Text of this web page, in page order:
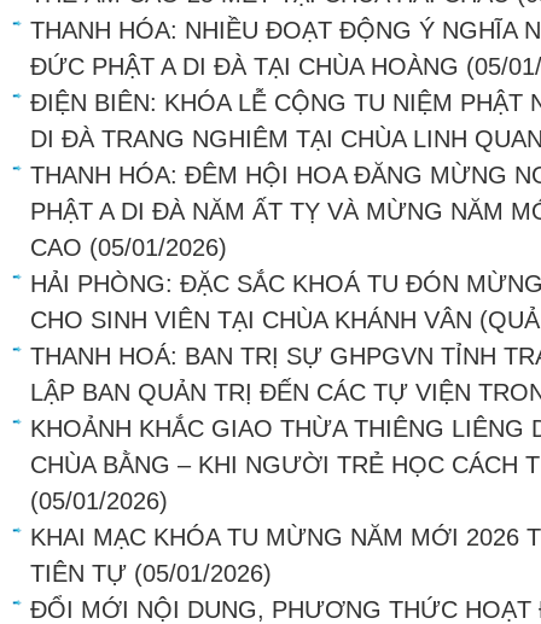
THANH HÓA: NHIỀU ĐOẠT ĐỘNG Ý NGHĨA
ĐỨC PHẬT A DI ĐÀ TẠI CHÙA HOÀNG (05/
ĐIỆN BIÊN: KHÓA LỄ CỘNG TU NIỆM PHẬT
DI ĐÀ TRANG NGHIÊM TẠI CHÙA LINH
THANH HÓA: ĐÊM HỘI HOA ĐĂNG MỪNG
PHẬT A DI ĐÀ NĂM ẤT TỴ VÀ MỪNG NĂM
CAO (05/01/2026)
HẢI PHÒNG: ĐẶC SẮC KHOÁ TU ĐÓN
CHO SINH VIÊN TẠI CHÙA KHÁNH VÂN
THANH HOÁ: BAN TRỊ SỰ GHPGVN TỈNH
LẬP BAN QUẢN TRỊ ĐẾN CÁC TỰ VIỆN
KHOẢNH KHẮC GIAO THỪA THIÊNG LIÊNG
CHÙA BẰNG – KHI NGƯỜI TRẺ HỌC CÁCH
(05/01/2026)
KHAI MẠC KHÓA TU MỪNG NĂM MỚI 2026
TIÊN TỰ (05/01/2026)
ĐỔI MỚI NỘI DUNG, PHƯƠNG THỨC HOẠT